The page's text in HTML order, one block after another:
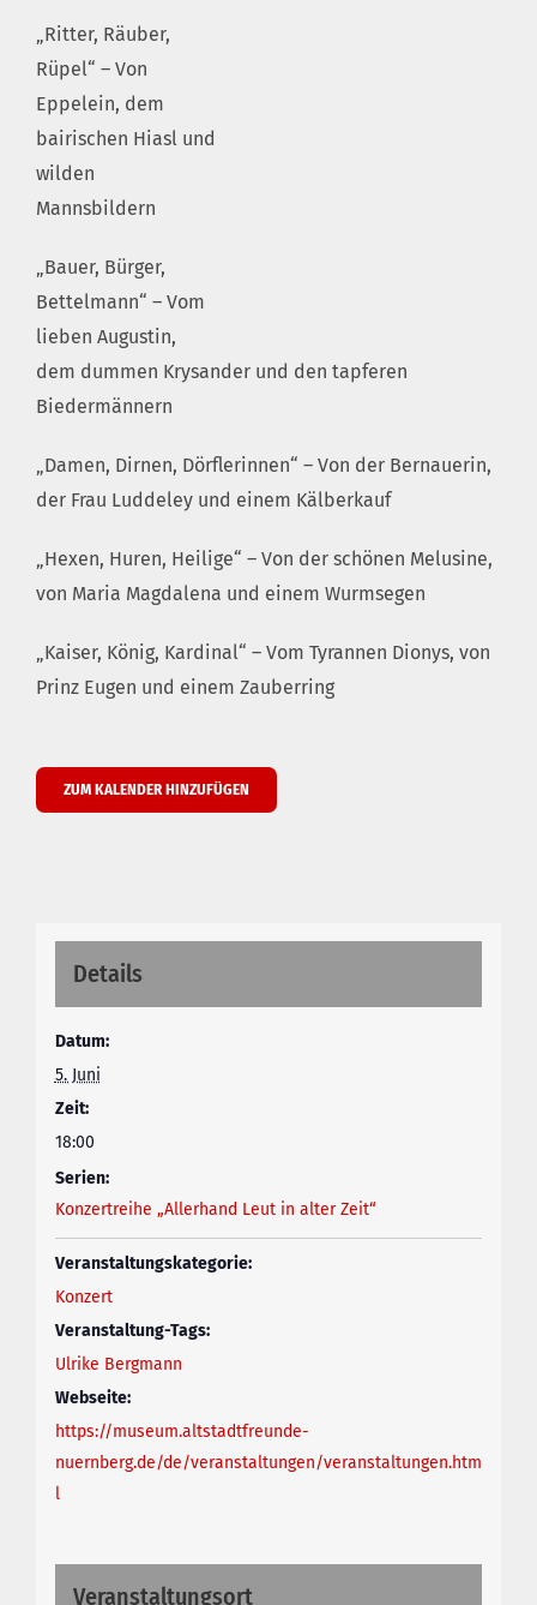
„Ritter, Räuber,
Rüpel“ – Von
Eppelein, dem
bairischen Hiasl und
wilden
Mannsbildern
„Bauer, Bürger,
Bettelmann“ – Vom
lieben Augustin,
dem dummen Krysander und den tapferen
Biedermännern
„Damen, Dirnen, Dörflerinnen“ – Von der Bernauerin,
der Frau Luddeley und einem Kälberkauf
„Hexen, Huren, Heilige“ – Von der schönen Melusine,
von Maria Magdalena und einem Wurmsegen
„Kaiser, König, Kardinal“ – Vom Tyrannen Dionys, von
Prinz Eugen und einem Zauberring
ZUM KALENDER HINZUFÜGEN
Details
Datum:
5. Juni
Zeit:
18:00
Serien:
Konzertreihe „Allerhand Leut in alter Zeit“
Veranstaltungskategorie:
Konzert
Veranstaltung-Tags:
Ulrike Bergmann
Webseite:
https://museum.altstadtfreunde-
nuernberg.de/de/veranstaltungen/veranstaltungen.htm
l
Veranstaltungsort